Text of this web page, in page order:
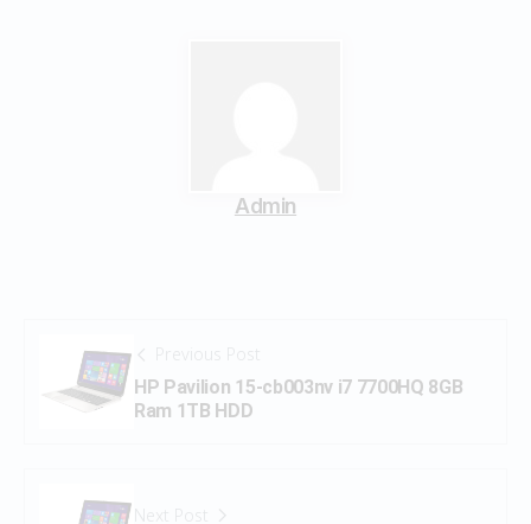
Admin
Previous Post
HP Pavilion 15-cb003nv i7 7700HQ 8GB
Ram 1TB HDD
Next Post